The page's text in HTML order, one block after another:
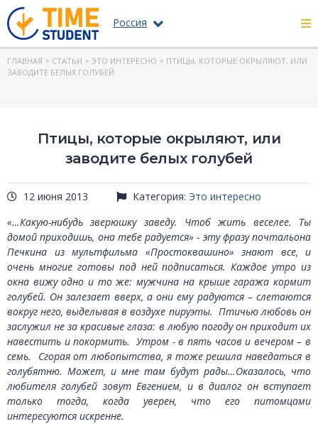
Россия
ГЛАВНАЯ > СТАТЬИ > ЭТО ИНТЕРЕСНО > ПТИЦЫ, КОТОРЫЕ ОКРЫЛЯЮТ, ИЛИ
ЗАВОДИТЕ БЕЛЫХ ГОЛУБЕЙ
Птицы, которые окрыляют, или
заводите белых голубей
12 июня 2013 Категория: Это интересно
«…Какую-нибудь зверюшку заведу. Чтоб жить веселее. Ты
домой приходишь, она тебе радуется» - эту фразу почтальона
Печкина из мультфильма «Простоквашино» знают все, и
очень многие готовы под ней подписаться. Каждое утро из
окна вижу одно и то же: мужчина на крыше гаража кормит
голубей. Он залезает вверх, а они ему радуются – слетаются
вокруг него, выделывая в воздухе пируэты. Птичью любовь он
заслужил не за красивые глаза: в любую погоду он приходит их
навестить и покормить. Утром - в пять часов и вечером – в
семь. Сгорая от любопытства, я тоже решила наведаться в
голубятню. Может, и мне там будут рады…Оказалось, что
любителя голубей зовут Евгением, и в диалог он вступает
только тогда, когда уверен, что его питомцами
интересуются искренне.